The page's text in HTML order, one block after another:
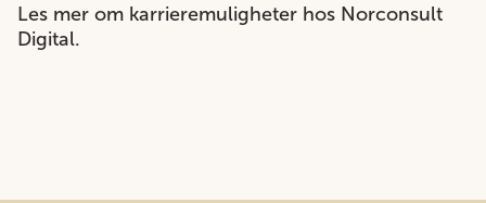
Les mer om karrieremuligheter hos Norconsult
Digital.